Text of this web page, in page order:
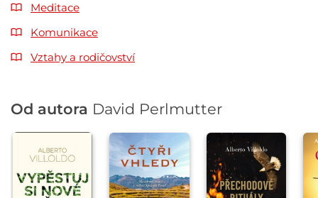
Meditace
Komunikace
Vztahy a rodičovství
Od autora David Perlmutter